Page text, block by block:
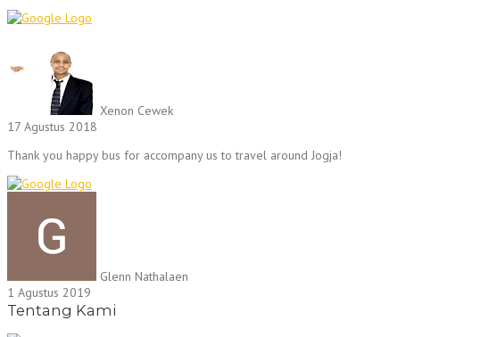
Xenon Cewek
17 Agustus 2018
Thank you happy bus for accompany us to travel around Jogja!
Glenn Nathalaen
1 Agustus 2019
Tentang Kami